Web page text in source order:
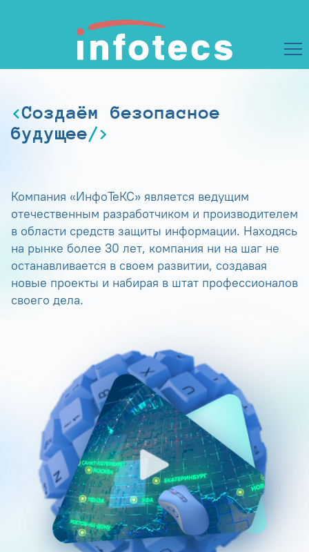
Создаём безопасное
будущее
Компания «ИнфоТеКС» является ведущим
отечественным разработчиком и производителем
в области средств защиты информации. Находясь
на рынке более 30 лет, компания ни на шаг не
останавливается в своем развитии, создавая
новые проекты и набирая в штат профессионалов
своего дела.